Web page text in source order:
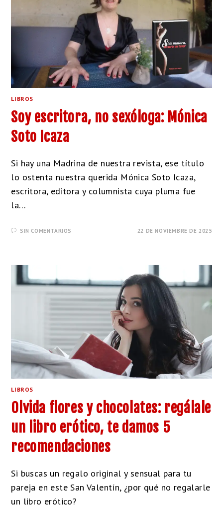
LIBROS
Soy escritora, no sexóloga: Mónica
Soto Icaza
Si hay una Madrina de nuestra revista, ese título
lo ostenta nuestra querida Mónica Soto Icaza,
escritora, editora y columnista cuya pluma fue
la…
SIN COMENTARIOS 22 DE NOVIEMBRE DE 2025
LIBROS
Olvida flores y chocolates: regálale
un libro erótico, te damos 5
recomendaciones
Si buscas un regalo original y sensual para tu
pareja en este San Valentín, ¿por qué no regalarle
un libro erótico?